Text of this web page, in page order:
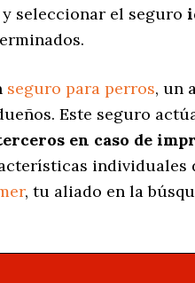
seleccionar el seguro
seguro para perros, un
Este seguro
en caso de
individuales
, tu aliado en la